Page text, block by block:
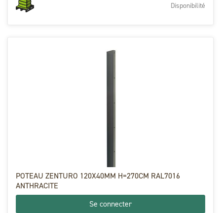
Disponibilité
POTEAU ZENTURO 120X40MM H=270CM RAL7016
ANTHRACITE
Se connecter